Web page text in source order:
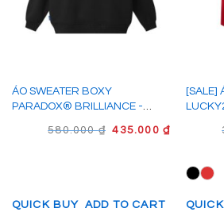
ÁO SWEATER BOXY
PARADOX® BRILLIANCE -
580.000₫ GIÁ
435.000 ₫GIÁ
435.000
QUICK BUY
ADD TO CART
[SALE]